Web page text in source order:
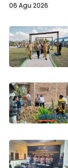
06 Agu 2026